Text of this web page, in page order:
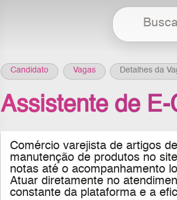
Candidato Vagas Detalhes da
Assistente de E-
Comércio varejista de artigos
manutenção de produtos no
notas até o acompanhamento
Atuar diretamente no
constante da plataforma e a